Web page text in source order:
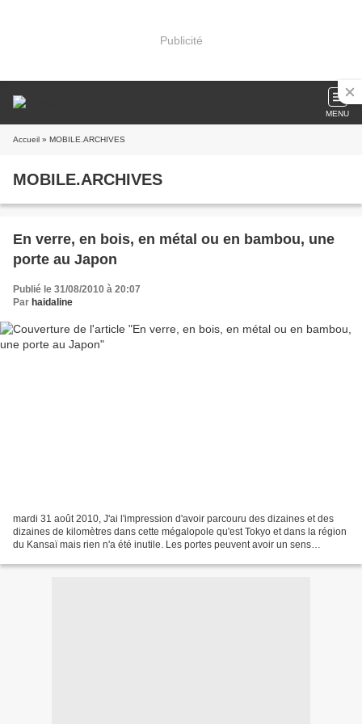
Publicité
MENU
Accueil » MOBILE.ARCHIVES
MOBILE.ARCHIVES
En verre, en bois, en métal ou en bambou, une
porte au Japon
Publié le 31/08/2010 à 20:07
Par haidaline
mardi 31 août 2010, J'ai l'impression d'avoir parcouru des dizaines et des
dizaines de kilomètres dans cette mégalopole qu'est Tokyo et dans la région
du Kansaï mais rien n'a été inutile. Les portes peuvent avoir un sens